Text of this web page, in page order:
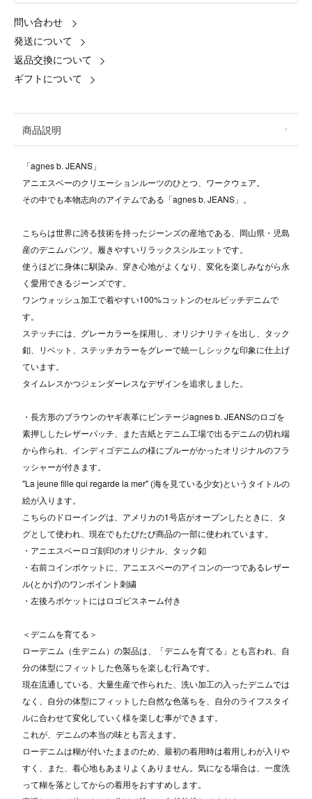
問い合わせ
発送について
返品交換について
ギフトについて
商品説明
「agnes b. JEANS」
アニエスベーのクリエーションルーツのひとつ、ワークウェア。
その中でも本物志向のアイテムである「agnes b. JEANS」。
こちらは世界に誇る技術を持ったジーンズの産地である、岡山県・児島
産のデニムパンツ。履きやすいリラックスシルエットです。
使うほどに身体に馴染み、穿き心地がよくなり、変化を楽しみながら永
く愛用できるジーンズです。
ワンウォッシュ加工で着やすい100%コットンのセルビッチデニムで
す。
ステッチには、グレーカラーを採用し、オリジナリティを出し、タック
釦、リベット、ステッチカラーをグレーで統一しシックな印象に仕上げ
ています。
タイムレスかつジェンダーレスなデザインを追求しました。
・長方形のブラウンのヤギ表革にビンテージagnes b. JEANSのロゴを
素押ししたレザーパッチ、また古紙とデニム工場で出るデニムの切れ端
から作られ、インディゴデニムの様にブルーがかったオリジナルのフラ
ッシャーが付きます。
"La jeune fille qui regarde la mer" (海を見ている少女)というタイトルの
絵が入ります。
こちらのドローイングは、アメリカの1号店がオープンしたときに、タ
グとして使われ、現在でもたびたび商品の一部に使われています。
・アニエスベーロゴ刻印のオリジナル、タック釦
・右前コインポケットに、アニエスベーのアイコンの一つであるレザー
ル(とかげ)のワンポイント刺繍
・左後ろポケットにはロゴピスネーム付き
＜デニムを育てる＞
ローデニム（生デニム）の製品は、「デニムを育てる」とも言われ、自
分の体型にフィットした色落ちを楽しむ行為です。
現在流通している、大量生産で作られた、洗い加工の入ったデニムでは
なく、自分の体型にフィットした自然な色落ちを、自分のライフスタイ
ルに合わせて変化していく様を楽しむ事ができます。
これが、デニムの本当の味とも言えます。
ローデニムは糊が付いたままのため、最初の着用時は着用しわが入りや
すく、また、着心地もあまりよくありません。気になる場合は、一度洗
って糊を落としてからの着用をおすすめします。